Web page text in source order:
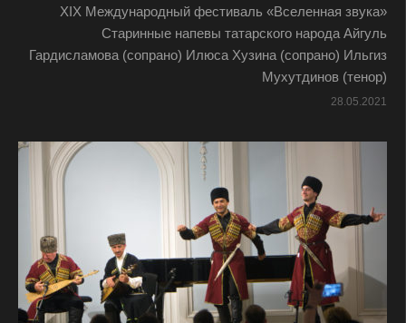
XIX Международный фестиваль «Вселенная звука»
Старинные напевы татарского народа Айгуль
Гардисламова (сопрано) Илюса Хузина (сопрано) Ильгиз
Мухутдинов (тенор)
28.05.2021